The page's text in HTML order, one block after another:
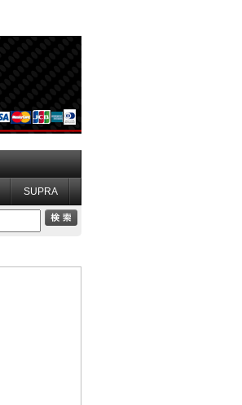
SUPRA